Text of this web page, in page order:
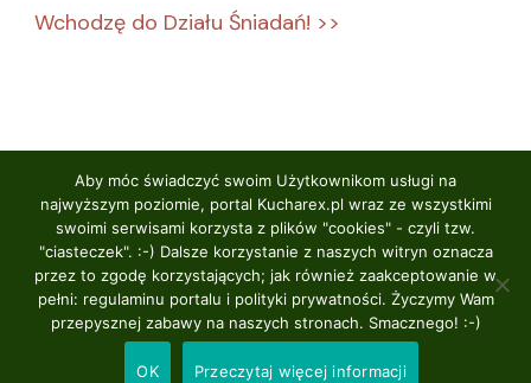
Wchodzę do Działu Śniadań! >>
2024 © Kucharex.pl - wszelkie prawa zastrzeżone.
Logo portalu by Igor Żakowski.Spicy Recipe |
Stworzona przez Blossom Themes. Wspierany
przez WordPress.
Aby móc świadczyć swoim Użytkownikom usługi na
najwyższym poziomie, portal Kucharex.pl wraz ze wszystkimi
swoimi serwisami korzysta z plików "cookies" - czyli tzw.
"ciasteczek". :-) Dalsze korzystanie z naszych witryn oznacza
przez to zgodę korzystających; jak również zaakceptowanie w
pełni: regulaminu portalu i polityki prywatności. Życzymy Wam
przepysznej zabawy na naszych stronach. Smacznego! :-)
OK Przeczytaj więcej informacji